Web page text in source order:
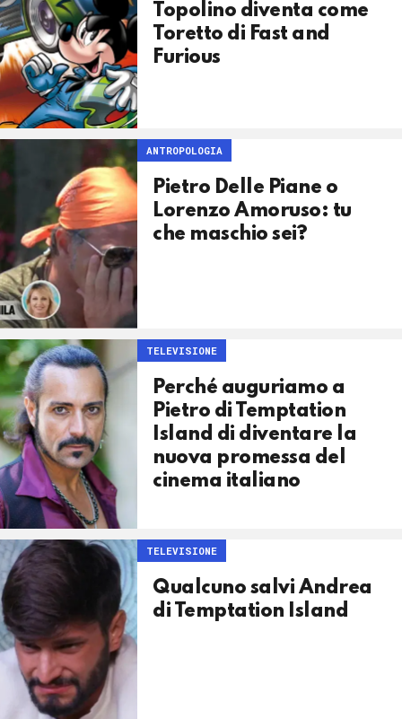
Topolino diventa come
Toretto di Fast and
Furious
ANTROPOLOGIA
Pietro Delle Piane o
Lorenzo Amoruso: tu
che maschio sei?
TELEVISIONE
Perché auguriamo a
Pietro di Temptation
Island di diventare la
nuova promessa del
cinema italiano
TELEVISIONE
Qualcuno salvi Andrea
di Temptation Island